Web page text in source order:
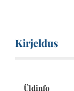
Kirjeldus
Üldinfo